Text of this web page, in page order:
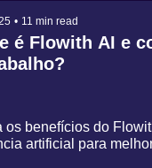
• 11 min read
é Flowith AI e
os benefícios do
artificial para